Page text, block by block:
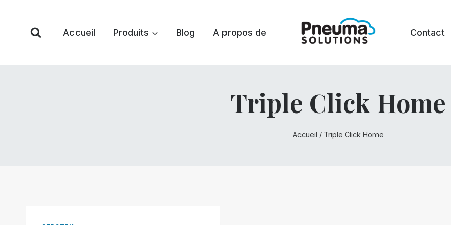
content
Accueil Produits Blog A propos de Contact
Triple Click Home
Accueil / Triple Click Home